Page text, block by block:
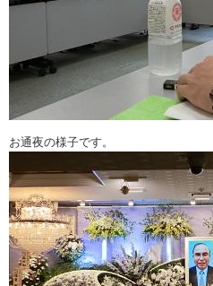
お通夜の様子です。